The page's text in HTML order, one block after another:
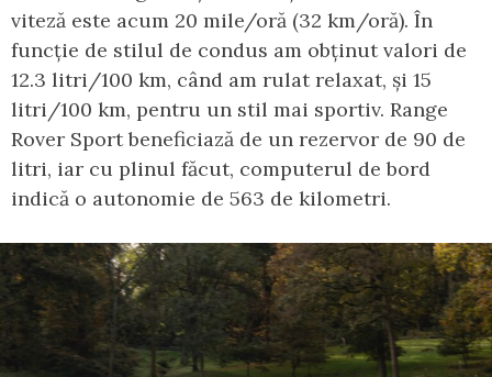
viteză este acum 20 mile/oră (32 km/oră). În
funcție de stilul de condus am obținut valori de
12.3 litri/100 km, când am rulat relaxat, și 15
litri/100 km, pentru un stil mai sportiv. Range
Rover Sport beneficiază de un rezervor de 90 de
litri, iar cu plinul făcut, computerul de bord
indică o autonomie de 563 de kilometri.